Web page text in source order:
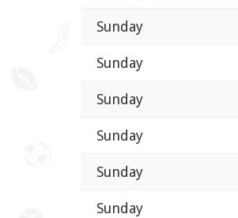
Sunday
Sunday
Sunday
Sunday
Sunday
Sunday